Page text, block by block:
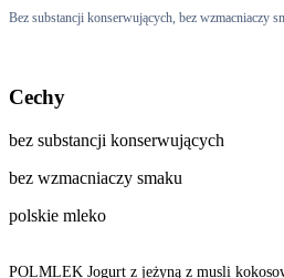
Bez substancji konserwujących, bez wzmacniaczy
Cechy
bez substancji konserwujących
bez wzmacniaczy smaku
polskie mleko
POLMLEK Jogurt z jeżyną z musli